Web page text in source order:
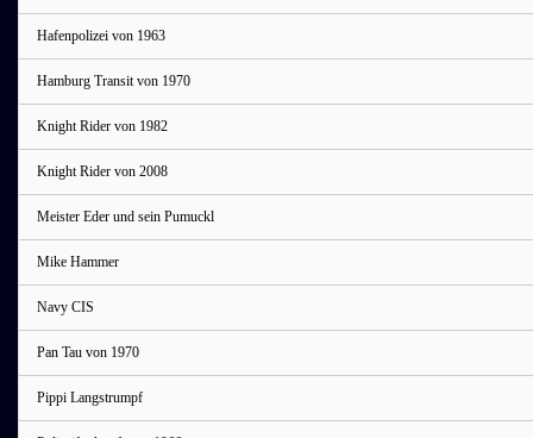
Hafenpolizei von 1963
Hamburg Transit von 1970
Knight Rider von 1982
Knight Rider von 2008
Meister Eder und sein Pumuckl
Mike Hammer
Navy CIS
Pan Tau von 1970
Pippi Langstrumpf